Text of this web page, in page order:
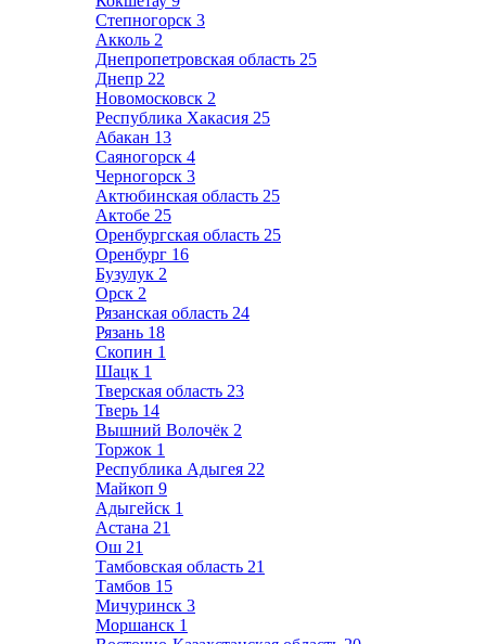
Степногорск 3
Акколь 2
Днепропетровская область 25
Днепр 22
Новомосковск 2
Республика Хакасия 25
Абакан 13
Саяногорск 4
Черногорск 3
Актюбинская область 25
Актобе 25
Оренбургская область 25
Оренбург 16
Бузулук 2
Орск 2
Рязанская область 24
Рязань 18
Скопин 1
Шацк 1
Тверская область 23
Тверь 14
Вышний Волочёк 2
Торжок 1
Республика Адыгея 22
Майкоп 9
Адыгейск 1
Астана 21
Ош 21
Тамбовская область 21
Тамбов 15
Мичуринск 3
Моршанск 1